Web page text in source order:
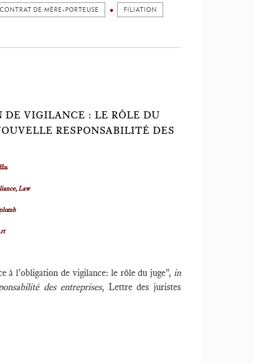
CONTRAT DE MÈRE-PORTEUSE FILIATION
VIGILANCE : LE RÔLE DU
RESPONSABILITÉ DES
Law
à l'obligation de vigilance: le rôle du juge",in
des entreprises, Lettre des juristes